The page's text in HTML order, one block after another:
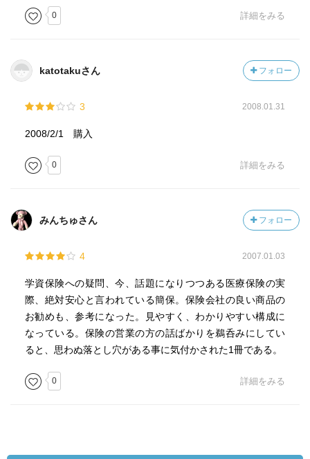
0 詳細をみる
katotakuさん フォロー
3 2008.01.31
2008/2/1 購入
0 詳細をみる
みんちゅさん フォロー
4 2007.01.03
学資保険への疑問、今、話題になりつつある医療保険の実
際、絶対安心と言われている簡保。保険会社の良い商品の
お勧めも、参考になった。見やすく、わかりやすい構成に
なっている。保険の営業の方の話ばかりを鵜呑みにしてい
ると、思わぬ落とし穴がある事に気付かされた1冊である。
0 詳細をみる